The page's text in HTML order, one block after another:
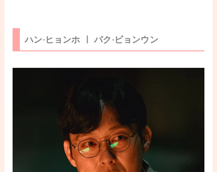
ハン·ヒョンホ ㅣ パク·ビョンウン